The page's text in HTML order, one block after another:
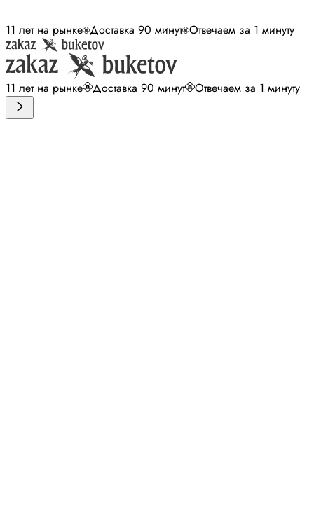
11 лет на рынке Доставка 90 минут Отвечаем за 1 минуту
11 лет на рынке Доставка 90 минут Отвечаем за 1 минуту